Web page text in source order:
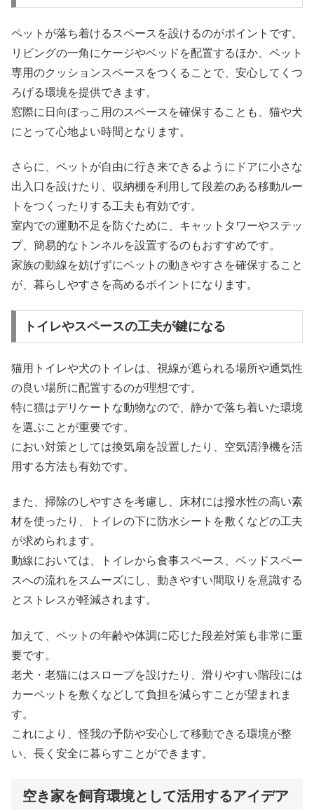
ペットが落ち着けるスペースを設けるのがポイントです。
リビングの一角にケージやベッドを配置するほか、ペット
専用のクッションスペースをつくることで、安心してくつ
ろげる環境を提供できます。
窓際に日向ぼっこ用のスペースを確保することも、猫や犬
にとって心地よい時間となります。
さらに、ペットが自由に行き来できるようにドアに小さな
出入口を設けたり、収納棚を利用して段差のある移動ルー
トをつくったりする工夫も有効です。
室内での運動不足を防ぐために、キャットタワーやステッ
プ、簡易的なトンネルを設置するのもおすすめです。
家族の動線を妨げずにペットの動きやすさを確保すること
が、暮らしやすさを高めるポイントになります。
トイレやスペースの工夫が鍵になる
猫用トイレや犬のトイレは、視線が遮られる場所や通気性
の良い場所に配置するのが理想です。
特に猫はデリケートな動物なので、静かで落ち着いた環境
を選ぶことが重要です。
におい対策としては換気扇を設置したり、空気清浄機を活
用する方法も有効です。
また、掃除のしやすさを考慮し、床材には撥水性の高い素
材を使ったり、トイレの下に防水シートを敷くなどの工夫
が求められます。
動線においては、トイレから食事スペース、ベッドスペー
スへの流れをスムーズにし、動きやすい間取りを意識する
とストレスが軽減されます。
加えて、ペットの年齢や体調に応じた段差対策も非常に重
要です。
老犬・老猫にはスロープを設けたり、滑りやすい階段には
カーペットを敷くなどして負担を減らすことが望まれま
す。
これにより、怪我の予防や安心して移動できる環境が整
い、長く安全に暮らすことができます。
空き家を飼育環境として活用するアイデア